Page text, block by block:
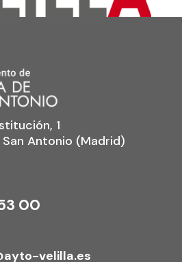
1
San Antonio (Madrid)
00
velilla.es